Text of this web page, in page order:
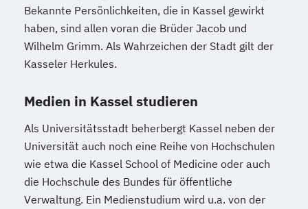
Bekannte Persönlichkeiten, die in Kassel gewirkt
haben, sind allen voran die Brüder Jacob und
Wilhelm Grimm. Als Wahrzeichen der Stadt gilt der
Kasseler Herkules.
Medien in Kassel studieren
Als Universitätsstadt beherbergt Kassel neben der
Universität auch noch eine Reihe von Hochschulen
wie etwa die Kassel School of Medicine oder auch
die Hochschule des Bundes für öffentliche
Verwaltung. Ein Medienstudium wird u.a. von der